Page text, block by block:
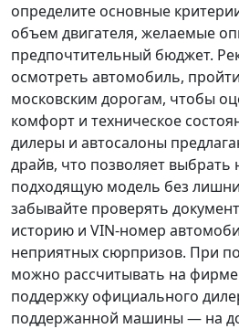
определите основные
объем двигателя, желаемые
предпочтительный бюджет.
осмотреть автомобиль,
московским дорогам, чтобы
комфорт и техническое
дилеры и автосалоны
драйв, что позволяет выбрать
подходящую модель без
забывайте проверять
историю и VIN-номер
неприятных сюрпризов. При
можно рассчитывать на
поддержку официального
поддержанной машины — на